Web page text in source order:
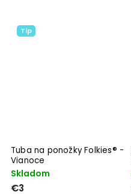
Tip
Tuba na ponožky Folkies® -
Vianoce
Skladom
€3